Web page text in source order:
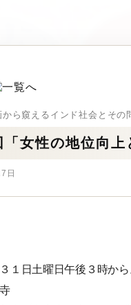
から窺えるインド社会とそ
「女性の地位向上
日
１日土曜日午後３時から